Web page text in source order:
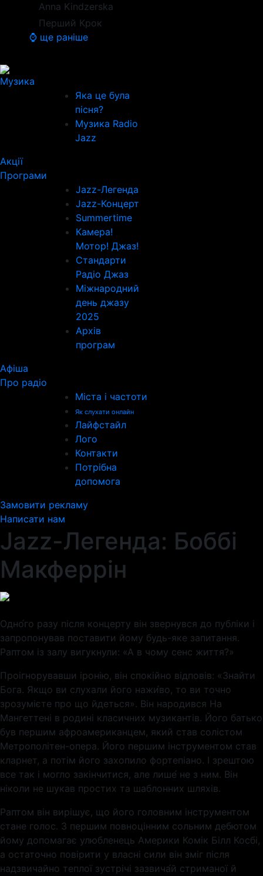
Anna Kindzerska
Перший Крок
⌚ ще раніше
Музика
Яка це була
пісня?
Музика Radio
Jazz
Акції
Програми
Jazz-Легенда
Jazz-Концерт
Summertime
Камера!
Мотор! Джаз!
Стандарти
Радіо Джаз
Міжнародний
день джазу
2025
Архів
програм
Афіша
Про радіо
Міста і частоти
Як слухати онлайн
Лайфстайл
Лого
Контакти
Потрібна
допомога
Замовити рекламу
Написати нам
Jazz-Легенда: Боббі
Макферрін
Одно́го разу після концерту він звернувся до публіки і
запропонував поставити йому будь-яке запитання.
Раптом із залу вигукнули: «А в чому сенс життя?»
Проігнорувавши іронію, він спокійно відповів: «Знайти
Бога. Якщо ви слухали його нажи́во, то ви точно
зрозумієте про що йдеться». Він народився На
Мангеттені в родині класичних музикантів. Його батько
був першим афроамериканцем, який став солістом
Метрополітен-опера. Його першим інструментом став
кларнет, а потім його захопило фортепіано. І зрештою
все так і могло закінчитися, але лише́ не з ним. Він
ніколи не шукав простих та шаблонних шляхів.
Раптом він вирішує, що його головним інструментом
стане голос. З першим повноцінним сольним дебютом
йому допомагає улюбленець Америки Комік Білл Косбі,
а остаточно повірити у власні сили він зміг після
надзвичайно теплої зустрічі зазвича́й стриманої й